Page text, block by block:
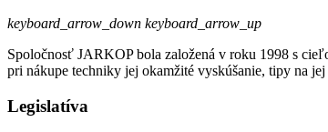
keyboard_arrow_down keyboard_arrow_up
Spoločnosť JARKOP bola založená v roku 1998 s
pri nákupe techniky jej okamžité vyskúšanie, tipy na
Legislatíva